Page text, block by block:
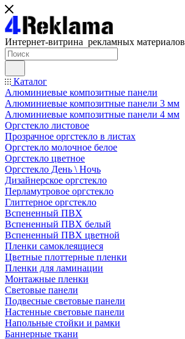
Интернет-витрина рекламных материалов
Каталог
Алюминиевые композитные панели
Алюминиевые композитные панели 3 мм
Алюминиевые композитные панели 4 мм
Оргстекло листовое
Прозрачное оргстекло в листах
Оргстекло молочное белое
Оргстекло цветное
Оргстекло День \ Ночь
Дизайнерское оргстекло
Перламутровое оргстекло
Глиттерное оргстекло
Вспененный ПВХ
Вспененный ПВХ белый
Вспененный ПВХ цветной
Пленки самоклеящиеся
Цветные плоттерные пленки
Пленки для ламинации
Монтажные пленки
Световые панели
Подвесные световые панели
Настенные световые панели
Напольные стойки и рамки
Баннерные ткани